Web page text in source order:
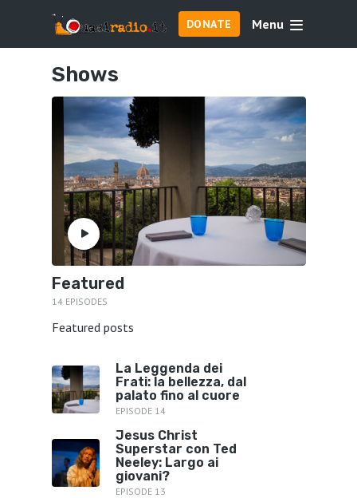
DONATE Menu
Shows
Featured
14 EPISODES
Featured posts
La Leggenda dei
Frati: la bellezza, dal
palato fino al cuore
EPISODE 14
Jesus Christ
Superstar con Ted
Neeley: Largo ai
giovani?
EPISODE 13